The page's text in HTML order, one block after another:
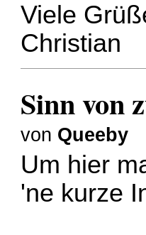
Viele
Christian
Sinn von
von Queeby
Um hier
'ne kurze